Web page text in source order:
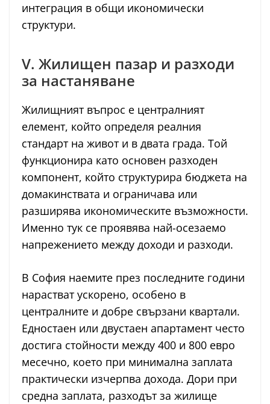
интеграция в общи икономически
структури.
V. Жилищен пазар и разходи
за настаняване
Жилищният въпрос е централният
елемент, който определя реалния
стандарт на живот и в двата града. Той
функционира като основен разходен
компонент, който структурира бюджета на
домакинствата и ограничава или
разширява икономическите възможности.
Именно тук се проявява най-осезаемо
напрежението между доходи и разходи.
В София наемите през последните години
нарастват ускорено, особено в
централните и добре свързани квартали.
Едностаен или двустаен апартамент често
достига стойности между 400 и 800 евро
месечно, което при минимална заплата
практически изчерпва дохода. Дори при
средна заплата, разходът за жилище